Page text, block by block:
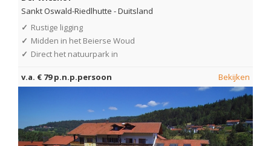
Sankt Oswald-Riedlhutte -Duitsland
✓ Rustige ligging
✓ Midden in het Beierse Woud
✓ Direct het natuurpark in
v.a. € 79 p.n.p.persoon Bekijken